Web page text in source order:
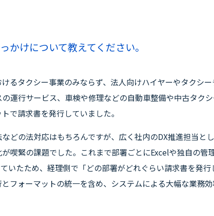
かけについて教えてください。
るタクシー事業のみならず、法人向けハイヤーやタクシ
運行サービス、車検や修理などの自動車整備や中古タク
で請求書を発行していました。
どの法対応はもちろんですが、広く社内のDX推進担当と
喫緊の課題でした。これまで部署ごとにExcelや独自の管
いたため、経理側で「どの部署がどれぐらい請求書を発
フォーマットの統一を含め、システムによる大幅な業務